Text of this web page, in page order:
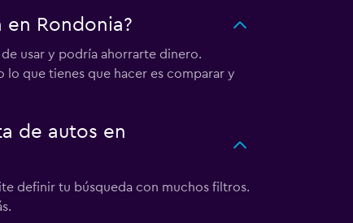
Rondonia?
usar y podría ahorrarte dinero.
que tienes que hacer es comparar y
de autos en
definir tu búsqueda con muchos filtros.